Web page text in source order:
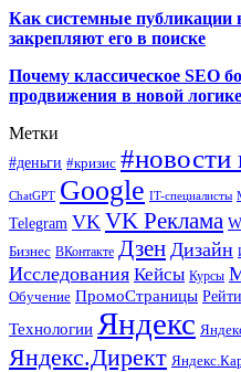
Как системные
закрепляют его в поиске
Почему классическое SEO
продвижения в новой
Метки
#деньги #кризис #новости
ChatGPT Google IT-специалисты
Telegram VK VK Реклама
Бизнес ВКонтакте Дзен Дизайн
Исследования Кейсы Курсы
Обучение ПромоСтраницы
Технологии Яндекс
Яндекс.Директ